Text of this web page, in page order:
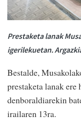
Prestaketa lanak
igerilekuetan.
Bestalde,
prestaketa lanak
denboraldiarekin
irailaren 13ra.